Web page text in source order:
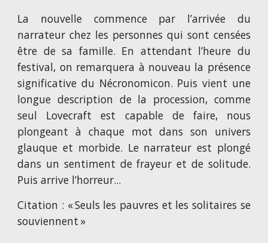
La nouvelle commence par l’arrivée du
narrateur chez les personnes qui sont censées
être de sa famille. En attendant l’heure du
festival, on remarquera à nouveau la présence
significative du Nécronomicon. Puis vient une
longue description de la procession, comme
seul Lovecraft est capable de faire, nous
plongeant à chaque mot dans son univers
glauque et morbide. Le narrateur est plongé
dans un sentiment de frayeur et de solitude.
Puis arrive l’horreur...
Citation : « Seuls les pauvres et les solitaires se
souviennent »